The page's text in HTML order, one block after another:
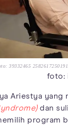
39332465
foto:
Ariestya yang
dan
program